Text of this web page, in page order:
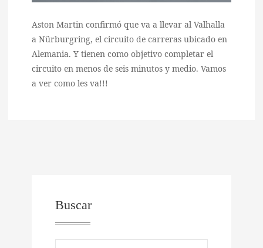
Aston Martin confirmó que va a llevar al Valhalla
a Nürburgring, el circuito de carreras ubicado en
Alemania. Y tienen como objetivo completar el
circuito en menos de seis minutos y medio. Vamos
a ver como les va!!!
Buscar